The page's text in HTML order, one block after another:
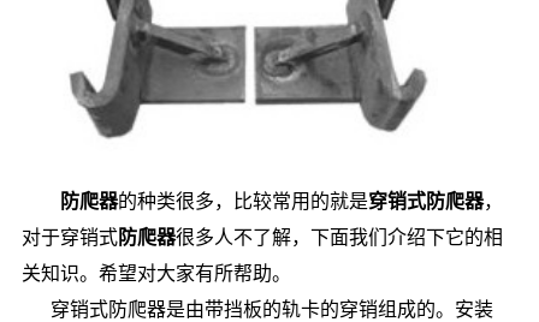
防爬器的种类很多，比较常用的就是穿销式防爬器，
对于穿销式防爬器很多人不了解，下面我们介绍下它的相
关知识。希望对大家有所帮助。
穿销式防爬器是由带挡板的轨卡的穿销组成的。安装